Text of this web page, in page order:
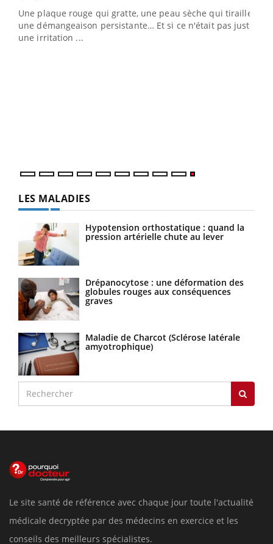
Une plaque rouge qui gratte, une peau sèche qui tiraille,
une démangeaison persistante… Et si ce n'était pas juste
une irritation ...
LES MALADIES
Hypotension orthostatique : quand la
pression artérielle chute au lever
Drépanocytose : une déformation des
globules rouges aux conséquences
graves
Maladie de Charcot (Sclérose latérale
amyotrophique)
Le site santé de référence avec chaque jour toute l'actualité
médicale decryptée par des médecins en exercice et les
conseils des meilleurs spécialistes.